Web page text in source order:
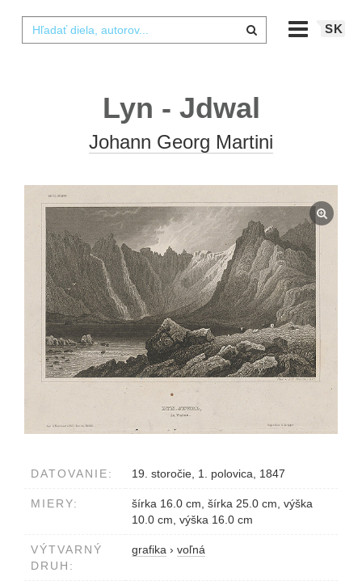
SK
Lyn - Jdwal
Johann Georg Martini
DATOVANIE: 19. storočie, 1. polovica, 1847
MIERY:
šírka 16.0 cm, šírka 25.0 cm, výška
10.0 cm, výška 16.0 cm
VÝTVARNÝ
DRUH:
grafika › voľná